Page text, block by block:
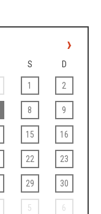
›
S D
1 2
8 9
15 16
22 23
29 30
5 6